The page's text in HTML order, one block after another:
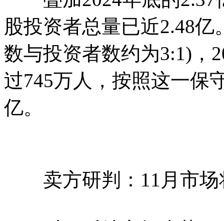
股投资者总量已近2.48
数与投资者数约为3:1)，
过745万人，按照这一保
亿。
卖方研判：11月市场